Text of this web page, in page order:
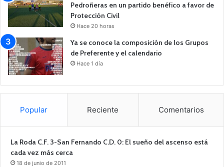
Pedroñeras en un partido benéfico a favor de
Protección Civil
Hace 20 horas
Ya se conoce la composición de los Grupos
de Preferente y el calendario
Hace 1 día
Popular Reciente Comentarios
La Roda C.F. 3-San Fernando C.D. 0: El sueño del ascenso está
cada vez más cerca
18 de junio de 2011